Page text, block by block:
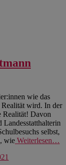
wie das
wird. In der
Realität! Davon
Landesstatthalterin
selbst,
wie Weiterlesen…